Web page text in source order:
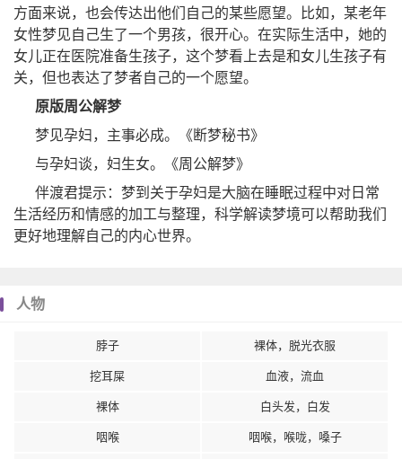
方面来说，也会传达出他们自己的某些愿望。比如，某老年
女性梦见自己生了一个男孩，很开心。在实际生活中，她的
女儿正在医院准备生孩子，这个梦看上去是和女儿生孩子有
关，但也表达了梦者自己的一个愿望。
原版周公解梦
梦见孕妇，主事必成。《断梦秘书》
与孕妇谈，妇生女。《周公解梦》
伴渡君提示：梦到关于孕妇是大脑在睡眠过程中对日常
生活经历和情感的加工与整理，科学解读梦境可以帮助我们
更好地理解自己的内心世界。
人物
脖子 裸体，脱光衣服
挖耳屎 血液，流血
裸体 白头发，白发
咽喉 咽喉，喉咙，嗓子